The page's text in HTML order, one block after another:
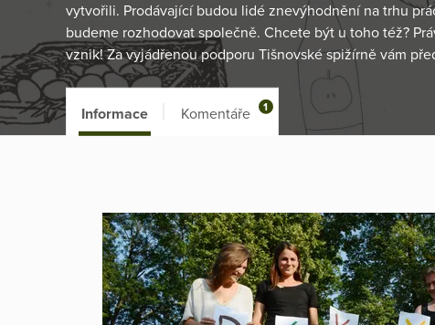
vytvořili. Prodávající budou lidé znevýhodnění na trhu
budeme rozhodovat společně. Chcete být u toho též?
vznik! Za vyjádřenou podporu Tišnovské spižírně vám
Informace Komentáře 1